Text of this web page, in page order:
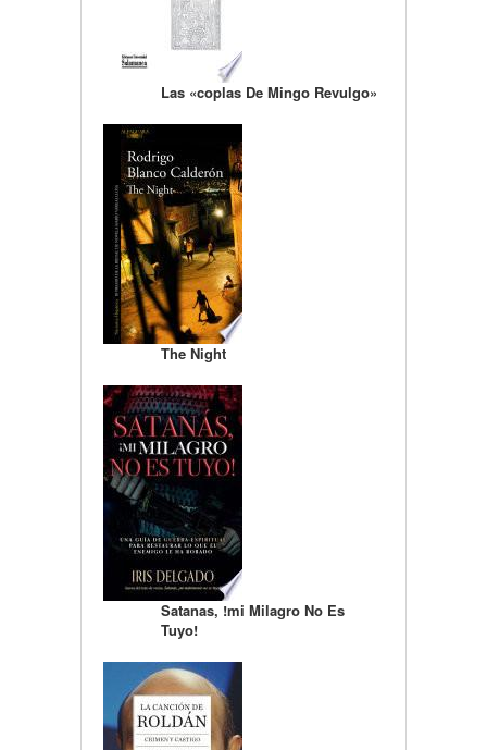
Las «coplas De Mingo Revulgo»
The Night
Satanas, !mi Milagro No Es
Tuyo!